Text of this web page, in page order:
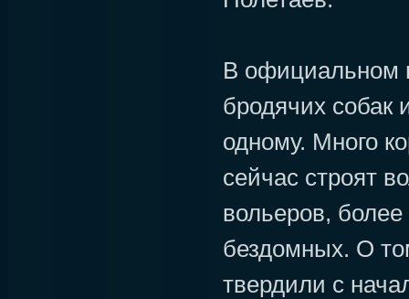
В официальном
бродячих собак
одному. Много
сейчас строят
вольеров,
бездомных. О
твердили с